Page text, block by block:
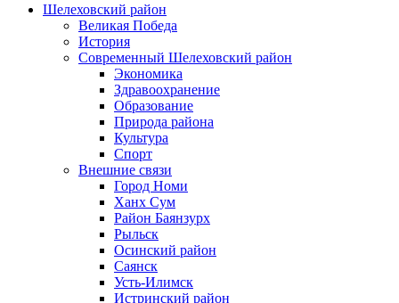
Шелеховский район
Великая Победа
История
Современный Шелеховский район
Экономика
Здравоохранение
Образование
Природа района
Культура
Спорт
Внешние связи
Город Номи
Ханх Сум
Район Баянзурх
Рыльск
Осинский район
Саянск
Усть-Илимск
Истринский район